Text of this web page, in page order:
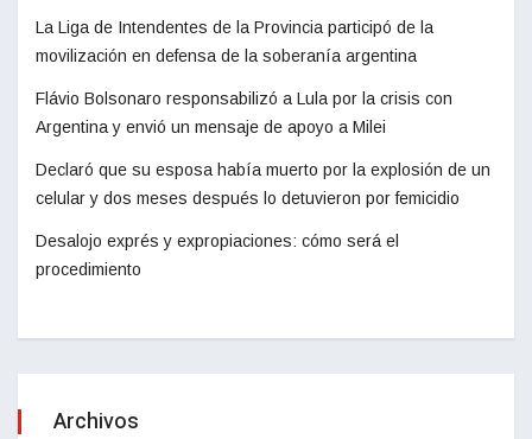
La Liga de Intendentes de la Provincia participó de la
movilización en defensa de la soberanía argentina
Flávio Bolsonaro responsabilizó a Lula por la crisis con
Argentina y envió un mensaje de apoyo a Milei
Declaró que su esposa había muerto por la explosión de un
celular y dos meses después lo detuvieron por femicidio
Desalojo exprés y expropiaciones: cómo será el
procedimiento
Archivos